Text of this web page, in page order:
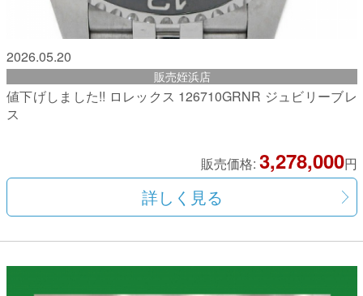
2026.05.20
販売姪浜店
値下げしました!! ロレックス 126710GRNR ジュビリーブレ
ス
販売価格: 3,278,000円
詳しく見る